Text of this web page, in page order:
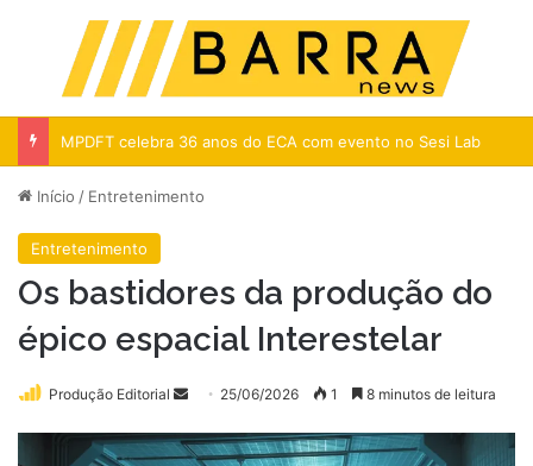
Menu
MPDFT celebra 36 anos do ECA com evento no Sesi Lab
Início / Entretenimento
Entretenimento
Os bastidores da produção do
épico espacial Interestelar
Produção Editorial
Mande
e-
25/06/2026 1 8 minutos de leitura